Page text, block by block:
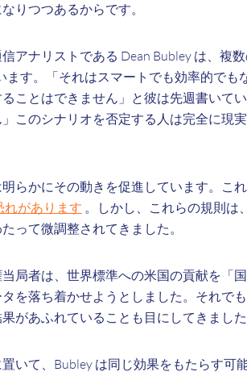
りつつあるからです。
アナリストである Dean Bubley は、複
ます。「それはスマートでも効率的でも
ことはできません」と彼は先週書いて
このシナリオを否定する人は完全に現
らかにその動きを促進しています。こ
れがあります 。しかし、これらの規則は
って微調整されてきました。
局者は、世界標準への米国の貢献を「
を落ち着かせようとしました。それで
があふれていることも目にしてきました
いて、Bubley は同じ効果をもたらす可